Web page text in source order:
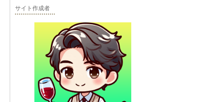
サイト作成者